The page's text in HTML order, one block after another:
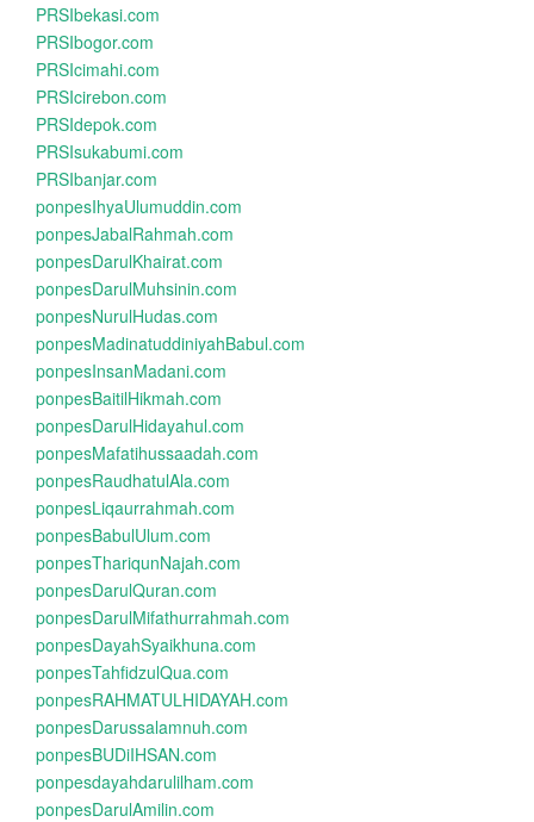
PRSIbekasi.com
PRSIbogor.com
PRSIcimahi.com
PRSIcirebon.com
PRSIdepok.com
PRSIsukabumi.com
PRSIbanjar.com
ponpesIhyaUlumuddin.com
ponpesJabalRahmah.com
ponpesDarulKhairat.com
ponpesDarulMuhsinin.com
ponpesNurulHudas.com
ponpesMadinatuddiniyahBabul.com
ponpesInsanMadani.com
ponpesBaitilHikmah.com
ponpesDarulHidayahul.com
ponpesMafatihussaadah.com
ponpesRaudhatulAla.com
ponpesLiqaurrahmah.com
ponpesBabulUlum.com
ponpesThariqunNajah.com
ponpesDarulQuran.com
ponpesDarulMifathurrahmah.com
ponpesDayahSyaikhuna.com
ponpesTahfidzulQua.com
ponpesRAHMATULHIDAYAH.com
ponpesDarussalamnuh.com
ponpesBUDiIHSAN.com
ponpesdayahdarulilham.com
ponpesDarulAmilin.com